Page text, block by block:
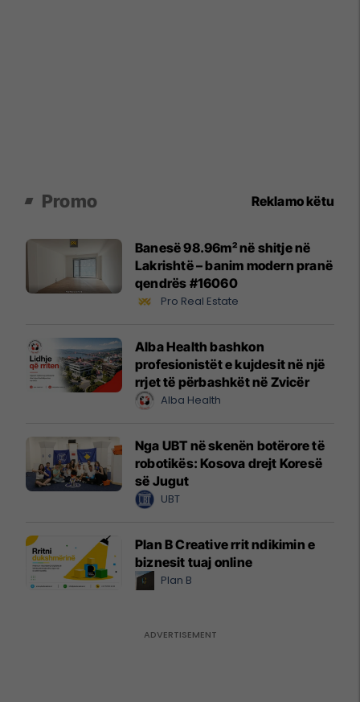
Promo Reklamo këtu
Banesë 98.96m² në shitje në
Lakrishtë – banim modern pranë
qendrës #16060
Pro Real Estate
Alba Health bashkon
profesionistët e kujdesit në një
rrjet të përbashkët në Zvicër
Alba Health
Nga UBT në skenën botërore të
robotikës: Kosova drejt Koresë
së Jugut
UBT
Plan B Creative rrit ndikimin e
biznesit tuaj online
Plan B